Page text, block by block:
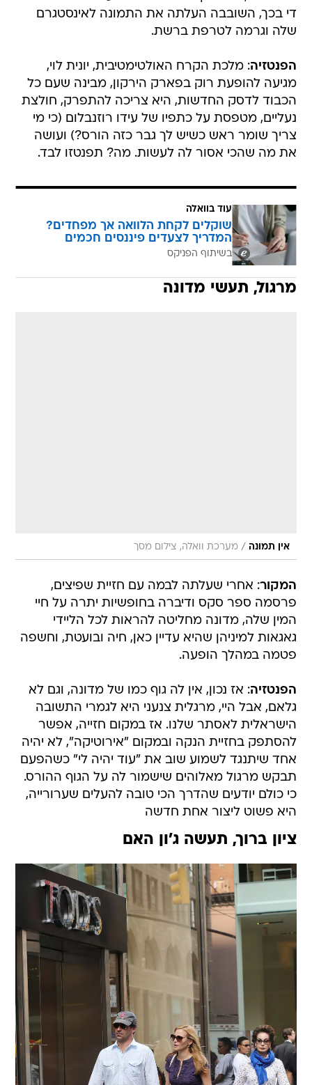
די בכך, השובבה העלתה את התמונה לאינסטגרם
שלה וגרמה לטרפת ברשת.
הפנטזיה: מלכת הקרח האולטימטיבית, יונית לוי,
מגיעה להופעת רוק בפארק הירקון, מבינה שעם כל
הכבוד לדסק החדשות, היא צריכה להתפרק, חולצת
נעליים, מטפסת על כתפיו של עידו רוזנבלום (כי מי
צריך שומר ראש כשיש לך גבר כזה הורס?) ועושה
את מה שהכי אסור לה לעשות. מה? תפנטזו לבד.
עוד בוואלה
שוקלים לקחת הלוואה אך מפחדים?
המדריך לצעדים פיננסים חכמים
בשיתוף הפניקס
מרגול, תעשי מדונה
אין תמונה / מערכת וואלה, צילום מסך
המקור: אחרי שעלתה לבמה עם חזיית שפיצים,
פרסמה ספר סקס ודיברה בחופשיות יתרה על חיי
המין שלה, מדונה מחליטה להראות לכל הליידי
גאגאות למיניהן שהיא עדיין כאן, חיה ובועטת, וחשפה
פטמה במהלך הופעה.
הפנטזיה: אז נכון, אין לה גוף כמו של מדונה, וגם לא
גלאם, אבל היי, מרגלית צנעני היא לגמרי התשובה
הישראלית לאסתר שלנו. אז במקום חזייה, אפשר
להסתפק בחזיית הנקה ובמקום "אירוטיקה", לא יהיה
אחד שיתנגד לשמוע שוב את "עוד יהיה לי" כשהפעם
תבקש מרגול מאלוהים שישמור לה על הגוף ההורס.
כי כולם יודעים שהדרך הכי טובה להעלים שערורייה,
היא פשוט ליצור אחת חדשה
ציון ברוך, תעשה ג'ון האם